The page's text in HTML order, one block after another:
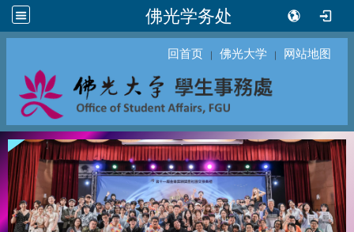
佛光学务处
回首页 ｜ 佛光大学 ｜ 网站地图